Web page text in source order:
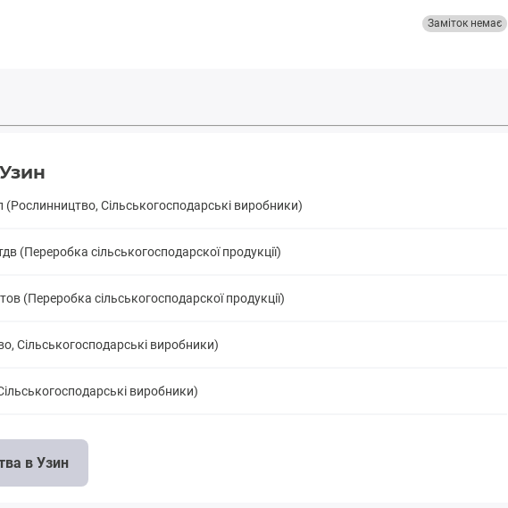
Заміток немає
Сільськогосподарські виробники)
(Переробка cільськогосподарскої продукції)
(Переробка cільськогосподарскої продукції)
Сільськогосподарські виробники)
виробники)
в Узин